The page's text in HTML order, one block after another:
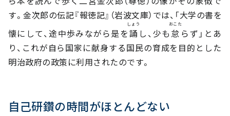
す。金次郎の伝記『報徳記』（岩波文庫）では、「大学の書を
懐にして、途中歩みながら是を誦
しょう
し、少も 怠
おこた
らず」とあ
り、これが自ら国家に献身する国民の育成を目的とした
明治政府の政策に利用されたのです。
自己研鑽の時間がほとんどない